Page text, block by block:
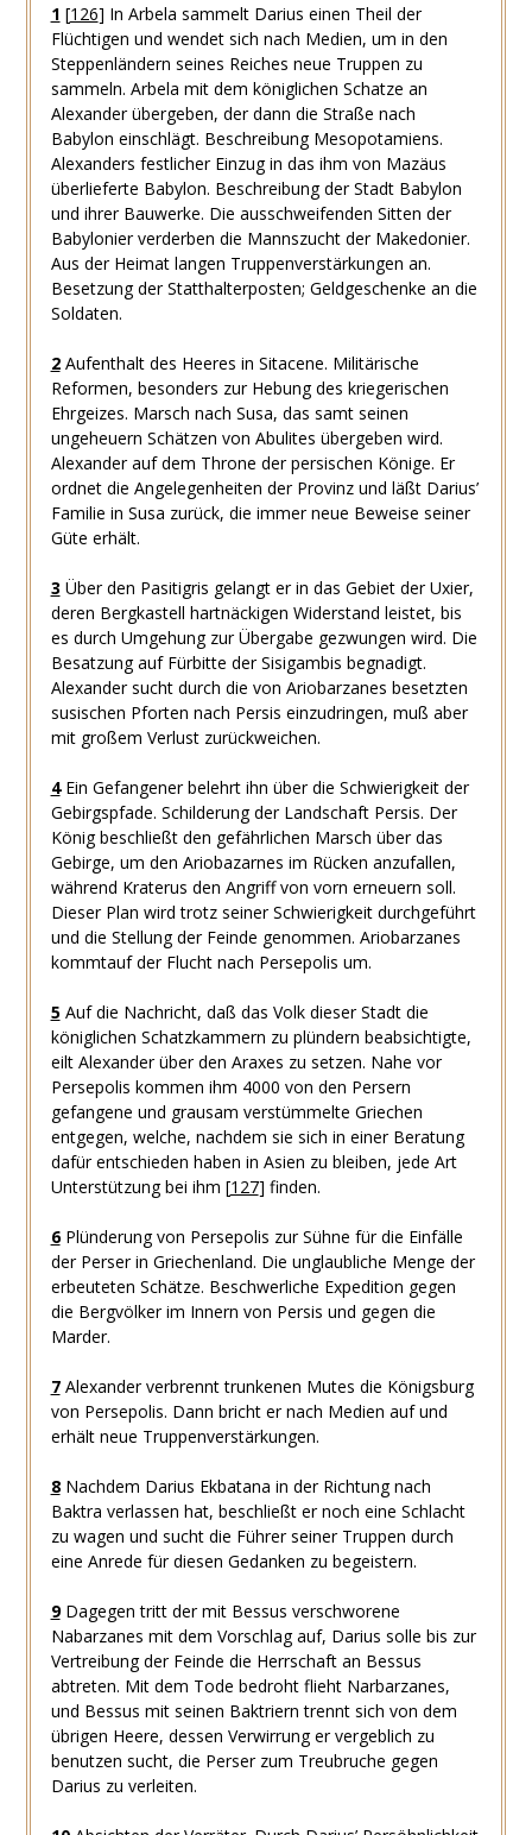
1 [126] In Arbela sammelt Darius einen Theil der
Flüchtigen und wendet sich nach Medien, um in den
Steppenländern seines Reiches neue Truppen zu
sammeln. Arbela mit dem königlichen Schatze an
Alexander übergeben, der dann die Straße nach
Babylon einschlägt. Beschreibung Mesopotamiens.
Alexanders festlicher Einzug in das ihm von Mazäus
überlieferte Babylon. Beschreibung der Stadt Babylon
und ihrer Bauwerke. Die ausschweifenden Sitten der
Babylonier verderben die Mannszucht der Makedonier.
Aus der Heimat langen Truppenverstärkungen an.
Besetzung der Statthalterposten; Geldgeschenke an die
Soldaten.
2Aufenthalt des Heeres in Sitacene. Militärische
Reformen, besonders zur Hebung des kriegerischen
Ehrgeizes. Marsch nach Susa, das samt seinen
ungeheuern Schätzen von Abulites übergeben wird.
Alexander auf dem Throne der persischen Könige. Er
ordnet die Angelegenheiten der Provinz und läßt Darius’
Familie in Susa zurück, die immer neue Beweise seiner
Güte erhält.
3 Über den Pasitigris gelangt er in das Gebiet der Uxier,
deren Bergkastell hartnäckigen Widerstand leistet, bis
es durch Umgehung zur Übergabe gezwungen wird. Die
Besatzung auf Fürbitte der Sisigambis begnadigt.
Alexander sucht durch die von Ariobarzanes besetzten
susischen Pforten nach Persis einzudringen, muß aber
mit großem Verlust zurückweichen.
4Ein Gefangener belehrt ihn über die Schwierigkeit der
Gebirgspfade. Schilderung der Landschaft Persis. Der
König beschließt den gefährlichen Marsch über das
Gebirge, um den Ariobazarnes im Rücken anzufallen,
während Kraterus den Angriff von vorn erneuern soll.
Dieser Plan wird trotz seiner Schwierigkeit durchgeführt
und die Stellung der Feinde genommen. Ariobarzanes
kommtauf der Flucht nach Persepolis um.
5Auf die Nachricht, daß das Volk dieser Stadt die
königlichen Schatzkammern zu plündern beabsichtigte,
eilt Alexander über den Araxes zu setzen. Nahe vor
Persepolis kommen ihm 4000 von den Persern
gefangene und grausam verstümmelte Griechen
entgegen, welche, nachdem sie sich in einer Beratung
dafür entschieden haben in Asien zu bleiben, jede Art
Unterstützung bei ihm [127] finden.
6Plünderung von Persepolis zur Sühne für die Einfälle
der Perser in Griechenland. Die unglaubliche Menge der
erbeuteten Schätze. Beschwerliche Expedition gegen
die Bergvölker im Innern von Persis und gegen die
Marder.
7Alexander verbrennt trunkenen Mutes die Königsburg
von Persepolis. Dann bricht er nach Medien auf und
erhält neue Truppenverstärkungen.
8Nachdem Darius Ekbatana in der Richtung nach
Baktra verlassen hat, beschließt er noch eine Schlacht
zu wagen und sucht die Führer seiner Truppen durch
eine Anrede für diesen Gedanken zu begeistern.
9Dagegen tritt der mit Bessus verschworene
Nabarzanes mit dem Vorschlag auf, Darius solle bis zur
Vertreibung der Feinde die Herrschaft an Bessus
abtreten. Mit dem Tode bedroht flieht Narbarzanes,
und Bessus mit seinen Baktriern trennt sich von dem
übrigen Heere, dessen Verwirrung er vergeblich zu
benutzen sucht, die Perser zum Treubruche gegen
Darius zu verleiten.